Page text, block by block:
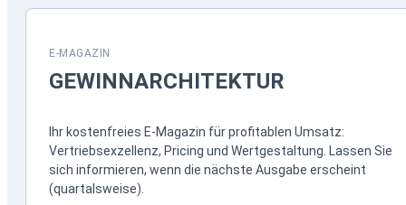
E-MAGAZIN
GEWINN­ARCHITEKTUR
Ihr kostenfreies E-Magazin für profitablen Umsatz:
Vertriebsexzellenz, Pricing und Wertgestaltung. Lassen Sie
sich informieren, wenn die nächste Ausgabe erscheint
(quartalsweise).